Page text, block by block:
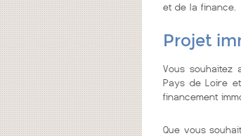
et de la finance.
Projet
Vous souhaitez
Pays de Loire
financement
Que vous